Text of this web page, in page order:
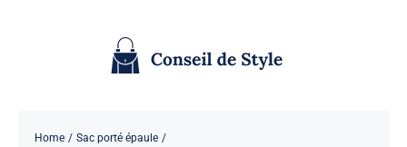
Home
Sac porté épaule